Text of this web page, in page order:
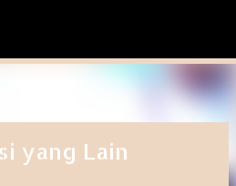
yang Lain